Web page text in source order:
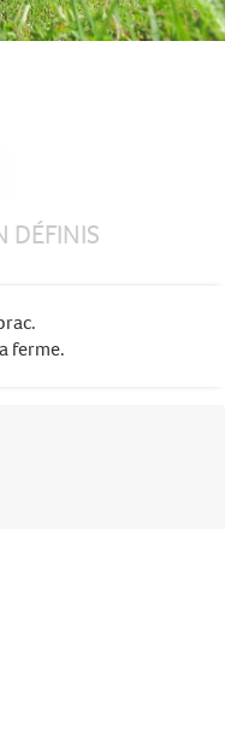
DÉFINIS
ferme.